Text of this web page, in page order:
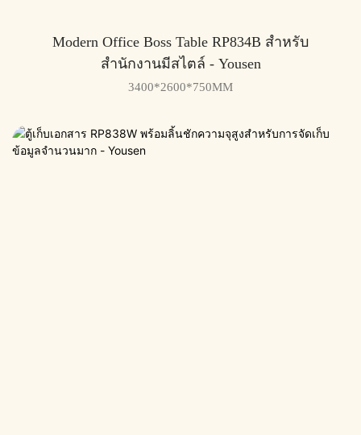
Modern Office Boss Table RP834B สำหรับ
สำนักงานมีสไตล์ - Yousen
3400*2600*750MM